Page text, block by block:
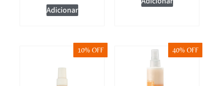
Adicionar
10% OFF 40% OFF